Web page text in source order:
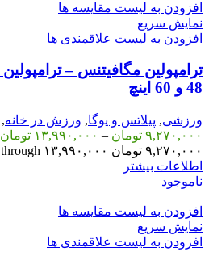
افزودن به لیست مقایسه ها
نمایش سریع
افزودن به لیست علاقمندی ها
48 و 60 اینچ
ورزشی, پیلاتس و یوگا, ورزش در خانه,
۹,۲۷۰,۰۰۰ تومان – ۱۳,۹۹۰,۰۰۰ تومان
۹,۲۷۰,۰۰۰ تومان through ۱۳,۹۹۰,۰۰۰ تومان
اطلاعات بیشتر
ناموجود
افزودن به لیست مقایسه ها
نمایش سریع
افزودن به لیست علاقمندی ها